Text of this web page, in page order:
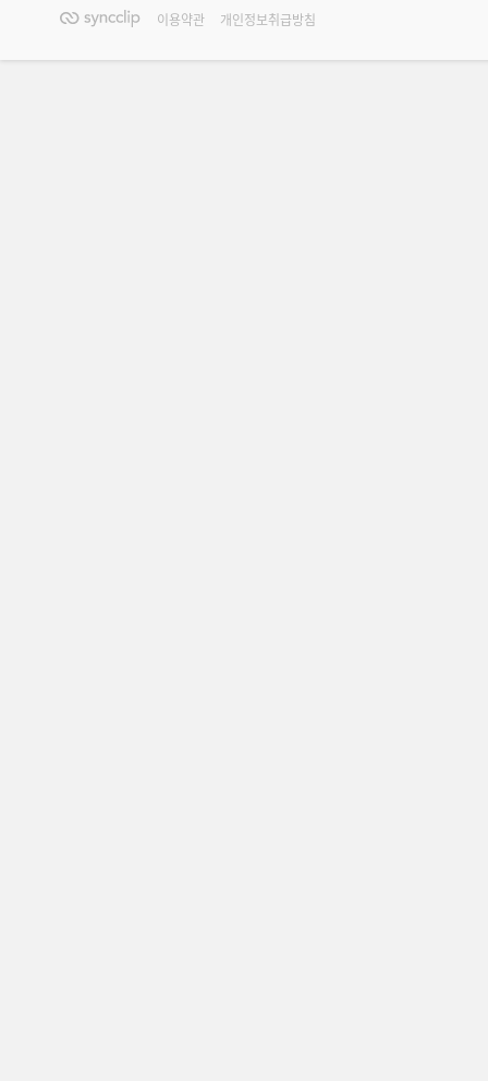
이용약관 개인정보취급방침